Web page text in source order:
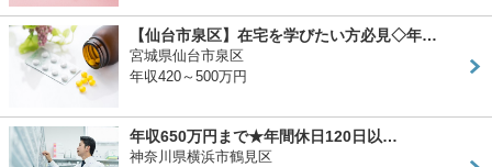
【仙台市泉区】在宅を学びたい方必見◇年…
宮城県仙台市泉区
年収420～500万円
年収650万円まで★年間休日120日以…
神奈川県横浜市鶴見区